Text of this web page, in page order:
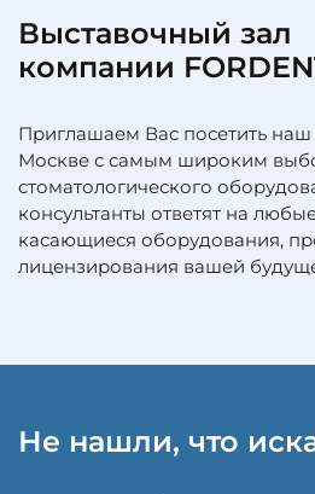
Выставочный зал
компании
Приглашаем Вас посетить
Москве с самым широким
стоматологического
консультанты ответят на
касающиеся оборудования,
лицензирования вашей
Не нашли, что